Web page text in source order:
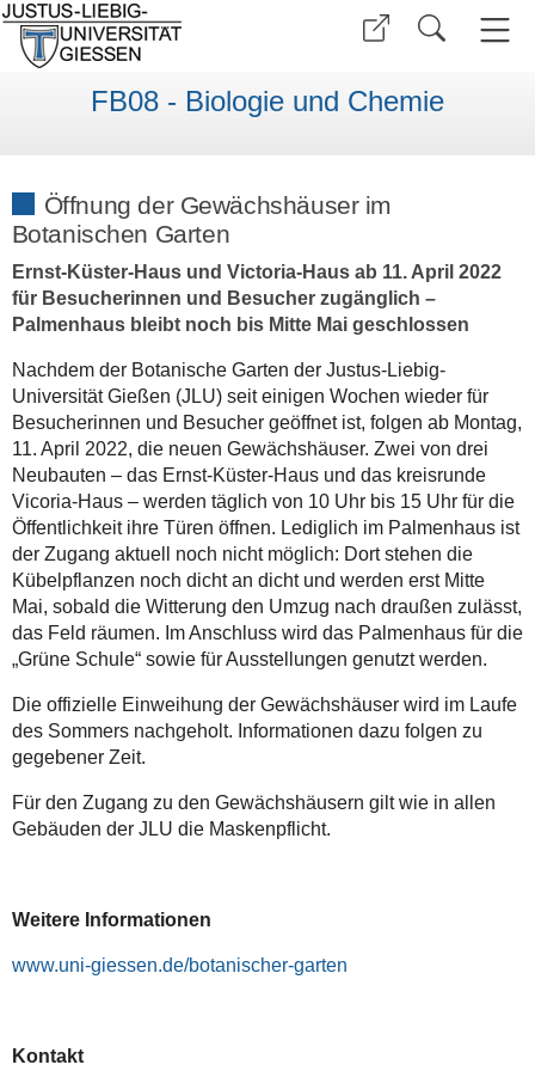
FB08 - Biologie und Chemie
Öffnung der Gewächshäuser im
Botanischen Garten
Ernst-Küster-Haus und Victoria-Haus ab 11. April 2022
für Besucherinnen und Besucher zugänglich –
Palmenhaus bleibt noch bis Mitte Mai geschlossen
Nachdem der Botanische Garten der Justus-Liebig-
Universität Gießen (JLU) seit einigen Wochen wieder für
Besucherinnen und Besucher geöffnet ist, folgen ab Montag,
11. April 2022, die neuen Gewächshäuser. Zwei von drei
Neubauten – das Ernst-Küster-Haus und das kreisrunde
Vicoria-Haus – werden täglich von 10 Uhr bis 15 Uhr für die
Öffentlichkeit ihre Türen öffnen. Lediglich im Palmenhaus ist
der Zugang aktuell noch nicht möglich: Dort stehen die
Kübelpflanzen noch dicht an dicht und werden erst Mitte
Mai, sobald die Witterung den Umzug nach draußen zulässt,
das Feld räumen. Im Anschluss wird das Palmenhaus für die
„Grüne Schule“ sowie für Ausstellungen genutzt werden.
Die offizielle Einweihung der Gewächshäuser wird im Laufe
des Sommers nachgeholt. Informationen dazu folgen zu
gegebener Zeit.
Für den Zugang zu den Gewächshäusern gilt wie in allen
Gebäuden der JLU die Maskenpflicht.
Weitere Informationen
www.uni-giessen.de/botanischer-garten
Kontakt